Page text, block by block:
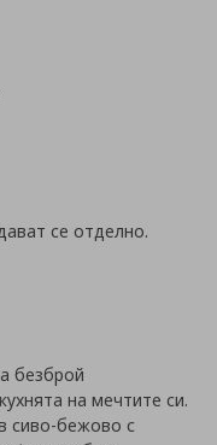
се отделно.
безброй
на мечтите си.
сиво-бежово с